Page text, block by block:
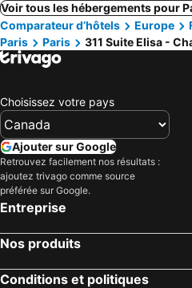
Voir tous les hébergements pour
Comparateur d’hôtels
Europe
Paris
Paris 311 Suite Elisa -
Choisissez votre pays
Ajouter sur Google
Retrouvez facilement nos résultats :
ajoutez trivago comme source
préférée sur Google.
Entreprise
Nos produits
Conditions et politiques